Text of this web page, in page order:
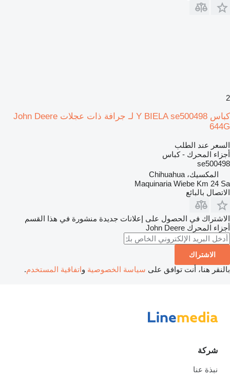
2
كباس Y BIELA se500498 لـ جرافة ذات عجلات John Deere
644G
السعر عند الطلب
أجزاء المحرك - كباس
se500498
المكسيك، Chihuahua
Maquinaria Wiebe Km 24 Sa
الاتصال بالبائع
الاشتراك في الحصول على إعلانات جديدة منشورة في هذا القسم
أجزاء المحرك John Deere
الاشتراك
بالنقر هنا، أنت توافق على سياسة الخصوصية واتفاقية المستخدم.
شركة
نبذة عنا